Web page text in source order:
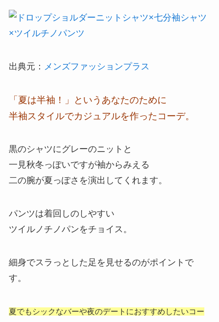
出典元： メンズファッションプラス
「夏は半袖！」というあなたのために
半袖スタイルでカジュアルを作ったコーデ。
黒のシャツにグレーのニットと
一見秋冬っぽいですが袖からみえる
二の腕が夏っぽさを演出してくれます。
パンツは着回しのしやすい
ツイルノチノパンをチョイス。
細身でスラっとした足を見せるのがポイントで
す。
夏でもシックなバーや夜のデートにおすすめしたいコー